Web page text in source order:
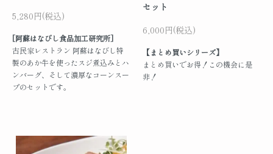
5,280円(税込)
[阿蘇はなびし食品加工研究所]
古民家レストラン 阿蘇はなびし特
製のあか牛を使ったスジ煮込みとハ
ンバーグ、そして濃厚なコーンスー
プのセットです。
セット
6,000円(税込)
【まとめ買いシリーズ】
まとめ買いでお得！この機会に是
非！